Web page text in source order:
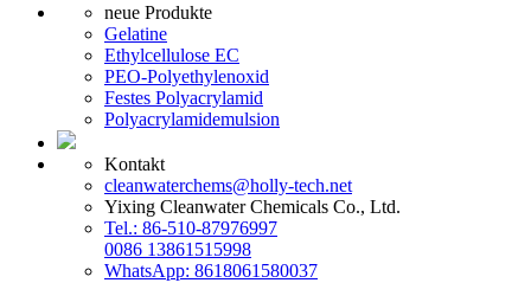
neue Produkte
Gelatine
Ethylcellulose EC
PEO-Polyethylenoxid
Festes Polyacrylamid
Polyacrylamidemulsion
Kontakt
cleanwaterchems@holly-tech.net
Yixing Cleanwater Chemicals Co., Ltd.
Tel.: 86-510-87976997
0086 13861515998
WhatsApp: 8618061580037